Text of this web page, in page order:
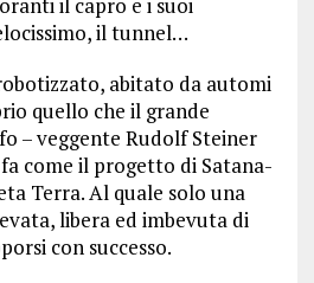
il tunnel…
abitato da automi
quello che il grande
– veggente Rudolf Steiner
come il progetto di Satana-
Terra. Al quale solo una
libera ed imbevuta di
con successo.